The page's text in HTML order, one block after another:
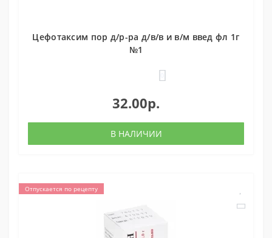
Цефотаксим пор д/р-ра д/в/в и в/м введ фл 1г
№1
32.00р.
В НАЛИЧИИ
Отпускается по рецепту